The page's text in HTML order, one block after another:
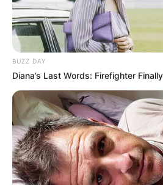
BUZZ DAY
Diana’s Last Words: Firefighter